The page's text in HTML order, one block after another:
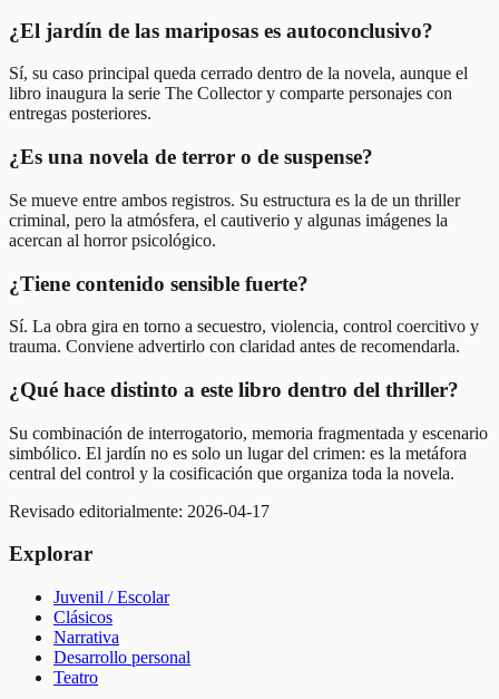
¿El jardín de las mariposas es autoconclusivo?
Sí, su caso principal queda cerrado dentro de la novela, aunque el
libro inaugura la serie The Collector y comparte personajes con
entregas posteriores.
¿Es una novela de terror o de suspense?
Se mueve entre ambos registros. Su estructura es la de un thriller
criminal, pero la atmósfera, el cautiverio y algunas imágenes la
acercan al horror psicológico.
¿Tiene contenido sensible fuerte?
Sí. La obra gira en torno a secuestro, violencia, control coercitivo y
trauma. Conviene advertirlo con claridad antes de recomendarla.
¿Qué hace distinto a este libro dentro del thriller?
Su combinación de interrogatorio, memoria fragmentada y escenario
simbólico. El jardín no es solo un lugar del crimen: es la metáfora
central del control y la cosificación que organiza toda la novela.
Revisado editorialmente: 2026-04-17
Explorar
Juvenil / Escolar
Clásicos
Narrativa
Desarrollo personal
Teatro